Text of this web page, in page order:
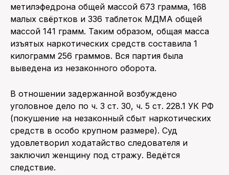
метилэфедрона общей массой 673 грамма, 168
малых свёртков и 336 таблеток МДМА общей
массой 141 грамм. Таким образом, общая масса
изъятых наркотических средств составила 1
килограмм 256 граммов. Вся партия была
выведена из незаконного оборота.
В отношении задержанной возбуждено
уголовное дело по ч. 3 ст. 30, ч. 5 ст. 228.1 УК РФ
(покушение на незаконный сбыт наркотических
средств в особо крупном размере). Суд
удовлетворил ходатайство следователя и
заключил женщину под стражу. Ведётся
следствие.